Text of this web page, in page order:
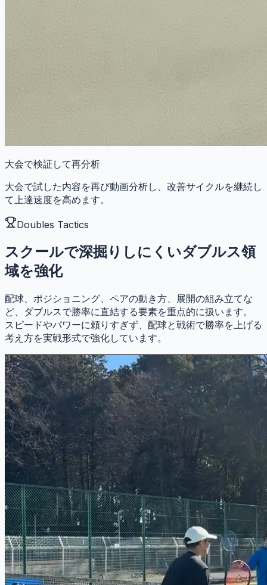
大会で検証して再分析
大会で試した内容を再び動画分析し、改善サイクルを継続し
て上達速度を高めます。
Doubles Tactics
スクールで深掘りしにくいダブルス領
域を強化
配球、ポジショニング、ペアの動き方、展開の組み立てな
ど、ダブルスで勝率に直結する要素を重点的に扱います。
スピードやパワーに頼りすぎず、配球と戦術で勝率を上げる
考え方を実戦形式で強化しています。